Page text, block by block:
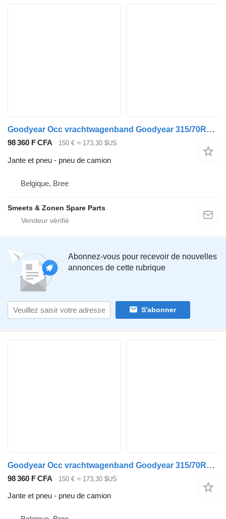
Goodyear Occ vrachtwagenband Goodyear 315/70R22.5
98 360 F CFA 150 € ≈ 173,30 $US
Jante et pneu - pneu de camion
Belgique, Bree
Smeets & Zonen Spare Parts
Abonnez-vous pour recevoir de nouvelles
annonces de cette rubrique
S'abonner
Goodyear Occ vrachtwagenband Goodyear 315/70R22.5
98 360 F CFA 150 € ≈ 173,30 $US
Jante et pneu - pneu de camion